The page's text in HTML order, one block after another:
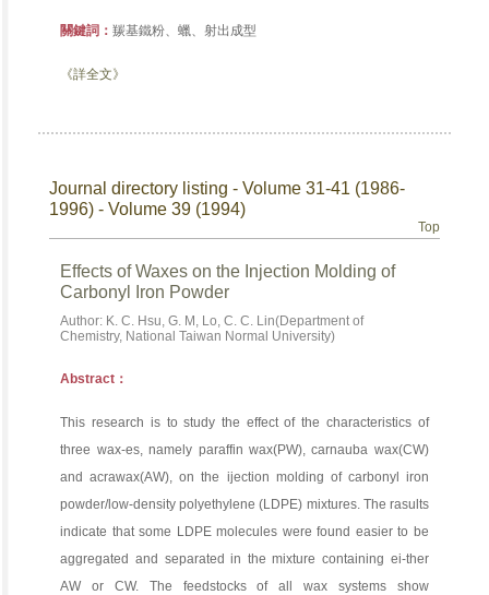
關鍵詞：羰基鐵粉、蠟、射出成型
《詳全文》
Journal directory listing - Volume 31-41 (1986-
1996) - Volume 39 (1994)
Top
Effects of Waxes on the Injection Molding of
Carbonyl Iron Powder
Author: K. C. Hsu, G. M, Lo, C. C. Lin(Department of
Chemistry, National Taiwan Normal University)
Abstract：
This research is to study the effect of the characteristics of
three wax-es, namely paraffin wax(PW), carnauba wax(CW)
and acrawax(AW), on the ijection molding of carbonyl iron
powder/low-density polyethylene (LDPE) mixtures. The rasults
indicate that some LDPE molecules were found easier to be
aggregated and separated in the mixture containing ei-ther
AW or CW. The feedstocks of all wax systems show